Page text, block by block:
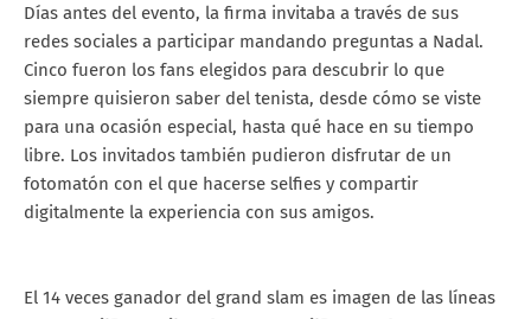
Días antes del evento, la firma invitaba a través de sus
redes sociales a participar mandando preguntas a Nadal.
Cinco fueron los fans elegidos para descubrir lo que
siempre quisieron saber del tenista, desde cómo se viste
para una ocasión especial, hasta qué hace en su tiempo
libre. Los invitados también pudieron disfrutar de un
fotomatón con el que hacerse selfies y compartir
digitalmente la experiencia con sus amigos.
El 14 veces ganador del grand slam es imagen de las líneas